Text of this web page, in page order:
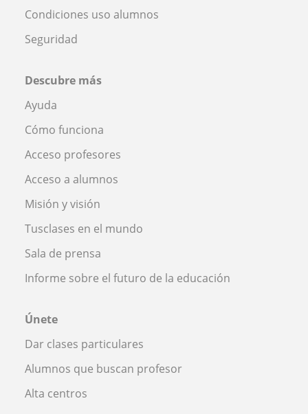
Condiciones uso alumnos
Seguridad
Descubre más
Ayuda
Cómo funciona
Acceso profesores
Acceso a alumnos
Misión y visión
Tusclases en el mundo
Sala de prensa
Informe sobre el futuro de la educación
Únete
Dar clases particulares
Alumnos que buscan profesor
Alta centros